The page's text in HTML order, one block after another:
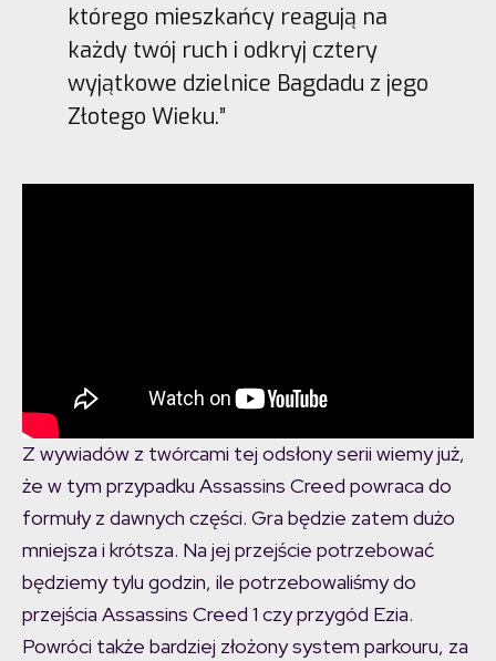
którego mieszkańcy reagują na
każdy twój ruch i odkryj cztery
wyjątkowe dzielnice Bagdadu z jego
Złotego Wieku.”
Z wywiadów z twórcami tej odsłony serii wiemy już,
że w tym przypadku Assassins Creed powraca do
formuły z dawnych części. Gra będzie zatem dużo
mniejsza i krótsza. Na jej przejście potrzebować
będziemy tylu godzin, ile potrzebowaliśmy do
przejścia Assassins Creed 1 czy przygód Ezia.
Powróci także bardziej złożony system parkouru, za